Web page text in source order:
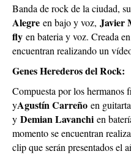
Banda de rock de la ciudad,
Alegre en bajo y voz, Javier
fly en bateria y voz. Creada
encuentran realizando un
Genes Herederos del Rock:
Compuesta por los hermanos
yAgustín Carreño en
y Demian Lavanchi en
momento se encuentran
clip que serán presentados el